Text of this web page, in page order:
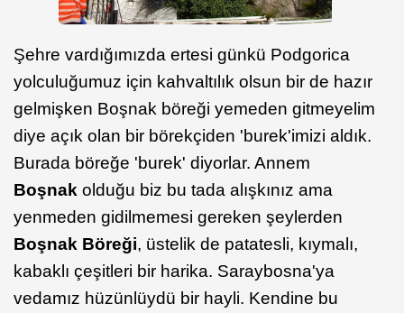
Şehre vardığımızda ertesi günkü Podgorica
yolculuğumuz için kahvaltılık olsun bir de hazır
gelmişken Boşnak böreği yemeden gitmeyelim
diye açık olan bir börekçiden 'burek'imizi aldık.
Burada böreğe 'burek' diyorlar. Annem
Boşnak olduğu biz bu tada alışkınız ama
yenmeden gidilmemesi gereken şeylerden
Boşnak Böreği, üstelik de patatesli, kıymalı,
kabaklı çeşitleri bir harika. Saraybosna'ya
vedamız hüzünlüydü bir hayli. Kendine bu